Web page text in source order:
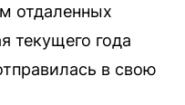
отдаленных
текущего года
в свою